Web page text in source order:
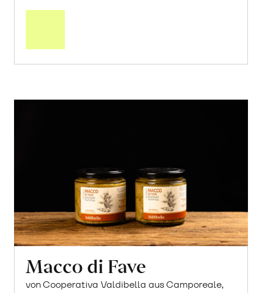
Macco di Fave
von Cooperativa Valdibella aus Camporeale,